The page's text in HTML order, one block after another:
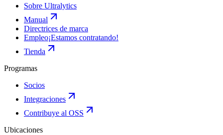
Sobre Ultralytics
Manual
Directrices de marca
Empleo¡Estamos contratando!
Tienda
Programas
Socios
Integraciones
Contribuye al OSS
Ubicaciones